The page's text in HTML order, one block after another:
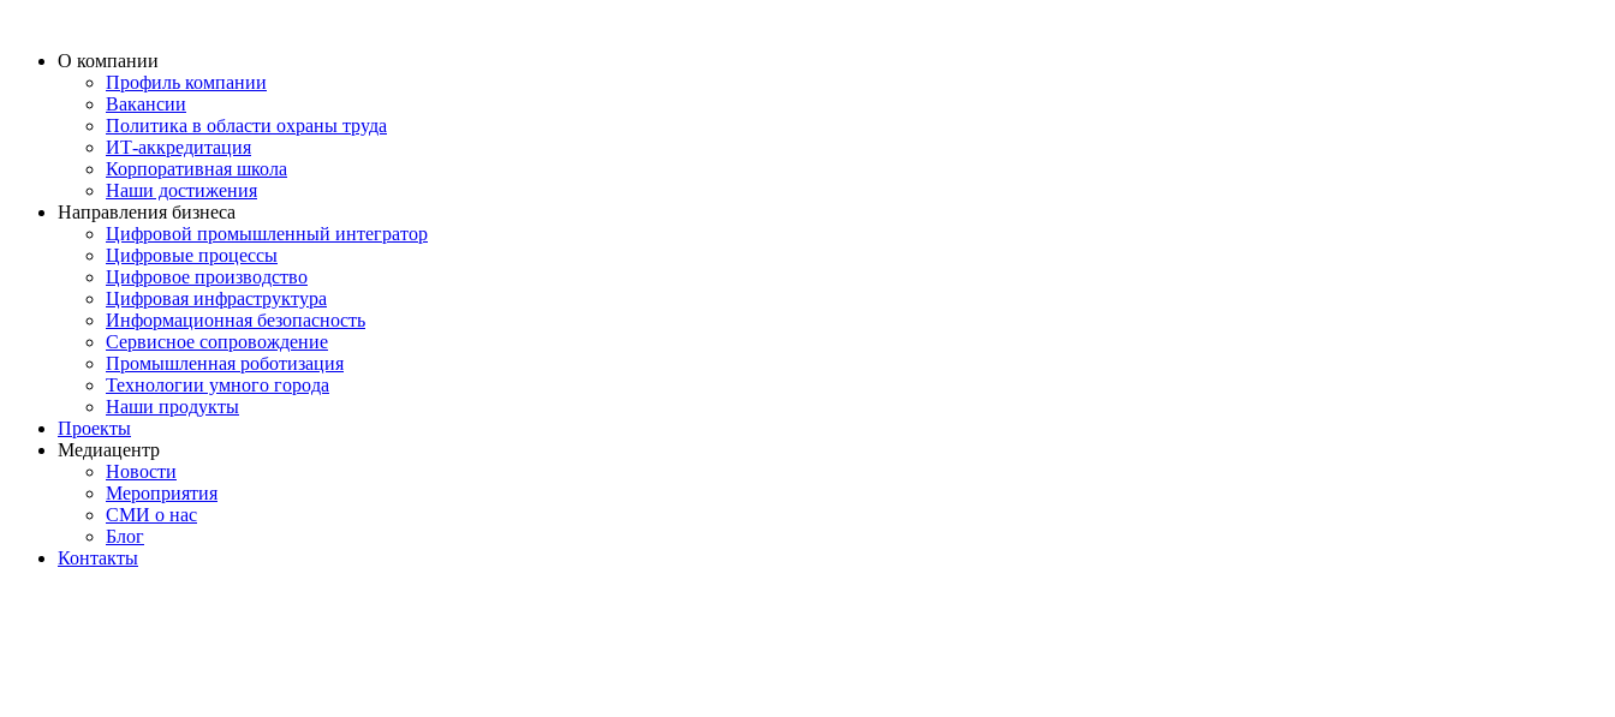
О компании
Профиль компании
Вакансии
Политика в области охраны труда
ИТ-аккредитация
Корпоративная школа
Наши достижения
Направления бизнеса
Цифровой промышленный интегратор
Цифровые процессы
Цифровое производство
Цифровая инфраструктура
Информационная безопасность
Сервисное сопровождение
Промышленная роботизация
Технологии умного города
Наши продукты
Проекты
Медиацентр
Новости
Мероприятия
СМИ о нас
Блог
Контакты